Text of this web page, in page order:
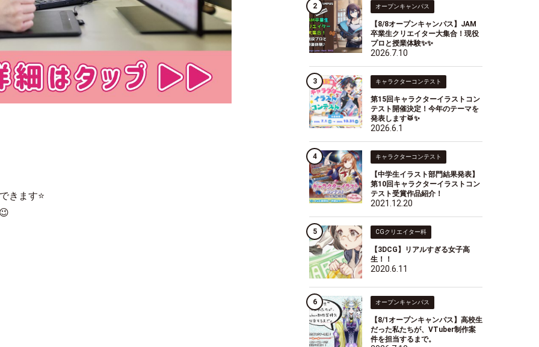
きます⭐
オープンキャンパス
【8/8オープンキャンパス】JAM
卒業生クリエイター大集合！現役
プロと授業体験✨✨
2026.7.10
キャラクターコンテスト
第15回キャラクターイラストコン
テスト開催決定！今年のテーマを
発表します🥁✨
2026.6.1
キャラクターコンテスト
【中学生イラスト部門結果発表】
第10回キャラクターイラストコン
テスト受賞作品紹介！
2021.12.20
CGクリエイター科
【3DCG】リアルすぎる女子高
生！！
2020.6.11
オープンキャンパス
【8/1オープンキャンパス】高校生
だった私たちが、VTuber制作案
件を担当するまで。